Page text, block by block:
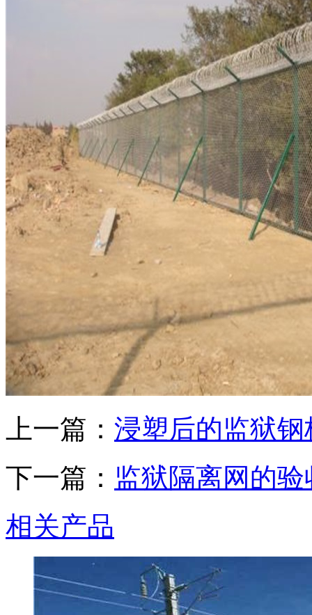
上一篇： 浸塑后的监狱
下一篇： 监狱隔离网的验
相关产品